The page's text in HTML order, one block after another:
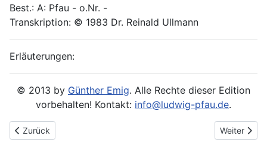
Best.: A: Pfau - o.Nr. -
Transkription: © 1983 Dr. Reinald Ullmann
Erläuterungen:
© 2013 by Günther Emig. Alle Rechte dieser Edition
vorbehalten! Kontakt: info@ludwig-pfau.de.
Vorheriger Beitrag: 1888-12-03 - An Georg Ebers
Zurück Nächster
Weiter